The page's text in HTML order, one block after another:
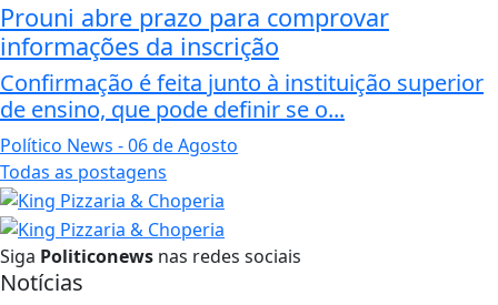
Prouni abre prazo para comprovar
informações da inscrição
Confirmação é feita junto à instituição superior
de ensino, que pode definir se o...
Político News - 06 de Agosto
Todas as postagens
Siga Politiconews nas redes sociais
Notícias